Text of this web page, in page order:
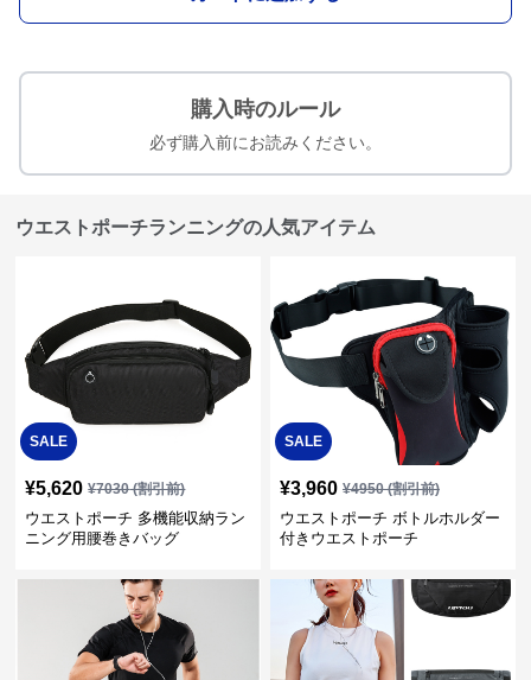
購入時のルール
必ず購入前にお読みください。
ウエストポーチランニングの人気アイテム
SALE
¥5,620 ¥7030(割引前)
ウエストポーチ 多機能収納ラン
ニング用腰巻きバッグ
SALE
¥3,960 ¥4950(割引前)
ウエストポーチ ボトルホルダー
付きウエストポーチ